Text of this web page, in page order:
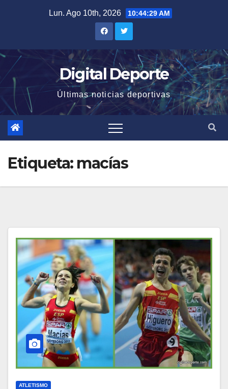
Lun. Ago 10th, 2026 10:44:29 AM
Digital Deporte
Últimas noticias deportivas
Etiqueta: macías
ATLETISMO